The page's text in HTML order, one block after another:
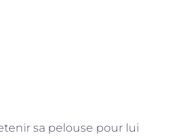
sa pelouse pour lui